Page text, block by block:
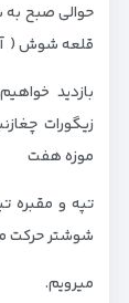
حوالی صبح به
قلعه شوش (
بازدید
زیگورات
موزه هفت
تپه و مقبره
شوشتر حرکت
میرویم.